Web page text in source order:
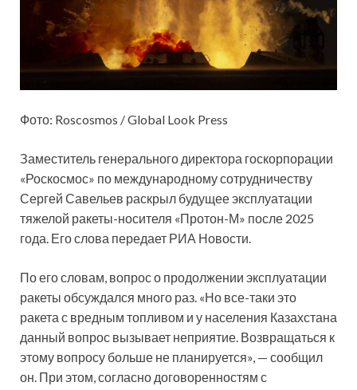
Фото: Roscosmos / Global Look Press
Заместитель генерального директора госкорпорации
«Роскосмос» по международному сотрудничеству
Сергей Савельев раскрыл будущее эксплуатации
тяжелой ракеты-носителя «Протон-М» после 2025
года. Его слова передает РИА Новости.
По его словам, вопрос о продолжении эксплуатации
ракеты обсуждался много раз. «Но все-таки это
ракета с вредным топливом и у населения Казахстана
данный вопрос вызывает неприятие. Возвращаться к
этому вопросу больше не планируется», — сообщил
он. При этом, согласно договоренностям с